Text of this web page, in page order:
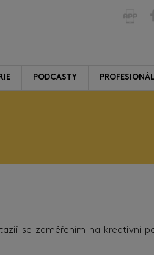
PODCASTY PROFESIONÁL
se zaměřením na kreativní